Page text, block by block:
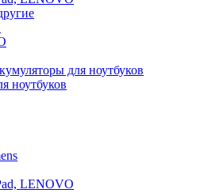
для ноутбуков
ноутбуков
LENOVO